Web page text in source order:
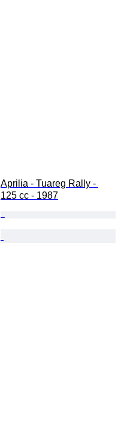
Aprilia - Tuareg Rally -
125 cc - 1987